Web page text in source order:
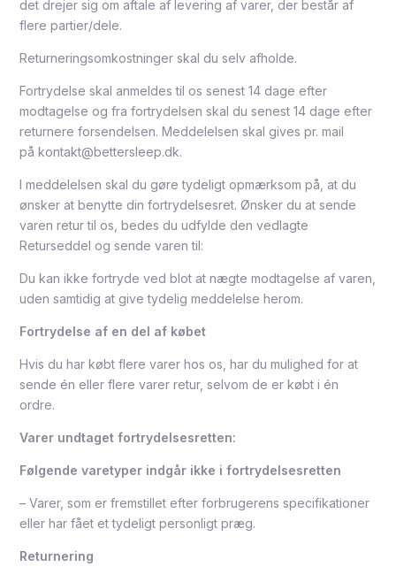
det drejer sig om aftale af levering af varer, der består af
flere partier/dele.
Returneringsomkostninger skal du selv afholde.
Fortrydelse skal anmeldes til os senest 14 dage efter
modtagelse og fra fortrydelsen skal du senest 14 dage efter
returnere forsendelsen. Meddelelsen skal gives pr. mail
på kontakt@bettersleep.dk.
I meddelelsen skal du gøre tydeligt opmærksom på, at du
ønsker at benytte din fortrydelsesret. Ønsker du at sende
varen retur til os, bedes du udfylde den vedlagte
Returseddel og sende varen til:
Du kan ikke fortryde ved blot at nægte modtagelse af varen,
uden samtidig at give tydelig meddelelse herom.
Fortrydelse af en del af købet
Hvis du har købt flere varer hos os, har du mulighed for at
sende én eller flere varer retur, selvom de er købt i én
ordre.
Varer undtaget fortrydelsesretten:
Følgende varetyper indgår ikke i fortrydelsesretten
– Varer, som er fremstillet efter forbrugerens specifikationer
eller har fået et tydeligt personligt præg.
Returnering